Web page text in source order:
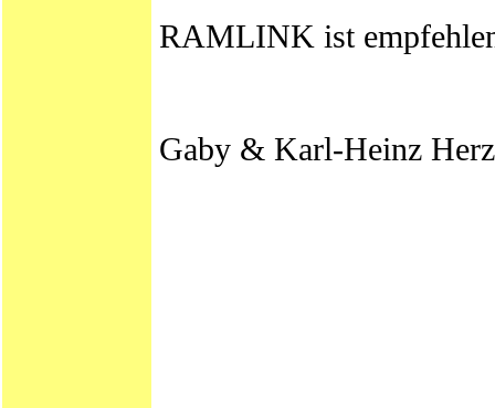
RAMLINK ist
Gaby & Karl-Heinz